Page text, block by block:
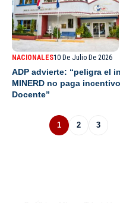
NACIONALES10 De Julio De 2026
ADP advierte: “peligra el
MINERD no paga
Docente”
1 2 3